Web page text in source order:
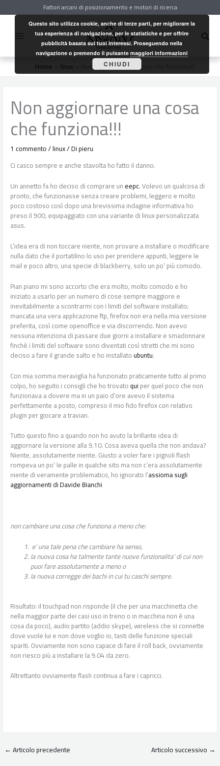
al
Fattori arcani di posizionamento e motori di ricerca
Home linux Non aggiornare una cosa che funziona!!!
Non aggiornare una cosa
che funziona!!!
1 commento/linux/ Dipieru
Ci casco sempre e anche stavolta ho fatto il danno.
Un annetto fa ho deciso di comprare uneepc. Volevo un qualcosa di
pronto, che funzionasse senza creare problemi, leggero e molto
poco costoso così dopo una brevissima indagine informativa ho
preso il 900, equipaggiato con una variante di linux personalizzata
asus.
L’idea era di non toccare niente, non provare a installare o modificare
nulla dato che il portatilino lo uso per prendere appunti, leggere le
mail e poco altro, una specie di blackberry, solo un po’ più comodo.
Pian piano mi sono accorto che era molto, molto comodo e ho
iniziato a usarlo per un numero di cose sempre maggiore e
inevitabilmente a scontrarmi con i limiti del software installato;
mancata una vera applicazione ftp, firefox non era nella mia versione
preferita, così come openoffice e via discorrendo. Non avevo
nessuna intenziona di passare due giorni a installare e smadonnare
finchè i limiti del software sono diventati così stretti che mi sono
deciso a fare il grande salto e ho installatoubuntu.
Con mia somma meraviglia ha funzionato praticamente tutto al primo
colpo, ho seguito i consigli che ho trovatoquiper quel poco che non
funzionava a dovere ma in un paio d’ore avevo il sistema
perfettamente a posto, compreso il mio fido firefox con relativo
plugin per giocare a travian.
Tutto questo fino a quando non ho avuto la brillante idea di
aggiornare la versione alla 9.10. Cosa aveva quella che non andava?
Niente, assolutamente niente. Giusto a voler fare i pignoli flash
rompeva un po’ le palle in qualche sito ma non c’era assolutamente
niente di veramente problematico, ho ignorato l’assioma sugli
aggiornamenti di Davide Bianchi
non cambiare una cosa che funziona a meno che:
e’ una tale pena che cambiare ha senso,
la nuova cosa ha talmente tante nuove funzionalita’ di cui non
puoi fare assolutamente a meno o
la nuova corregge dei bachi in cui tu caschi sempre.
Risultato: il touchpad non risponde (il che per una macchinetta che
nella maggior parte dei casi uso in treno o in macchina non è una
cosa da poco), audio partito (addio skype), wireless che si connette
dove vuole lui e non dove voglio io, tasti delle funzione speciali
spariti. Ovviamente non sono capace di fare il roll back, ovviamente
non riesco più a installare la 9.04 da zero.
Altrettanto ovviamente flash continua a fare i capricci.
←Articolo precedente Articolo successivo →
Questo sito utilizza cookie, anche di terze parti, per migliorare la
tua esperienza di navigazione, per le statistiche e per offrire
pubblicità basata sui tuoi interessi. Proseguendo nella
navigazione o premendo il pulsantemaggiori informazioni
CHIUDI